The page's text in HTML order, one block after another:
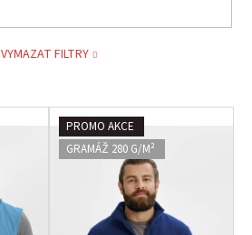
VYMAZAT FILTRY
PROMO AKCE
GRAMÁŽ 280 G/M²